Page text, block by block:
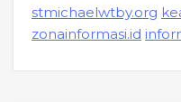
stmichaelwtby.org
zonainformasi.id